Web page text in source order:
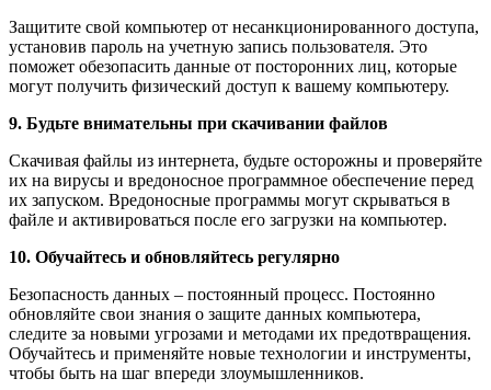
Защитите свой компьютер от несанкционированного доступа,
установив пароль на учетную запись пользователя. Это
поможет обезопасить данные от посторонних лиц, которые
могут получить физический доступ к вашему компьютеру.
9. Будьте внимательны при скачивании файлов
Скачивая файлы из интернета, будьте осторожны и проверяйте
их на вирусы и вредоносное программное обеспечение перед
их запуском. Вредоносные программы могут скрываться в
файле и активироваться после его загрузки на компьютер.
10. Обучайтесь и обновляйтесь регулярно
Безопасность данных – постоянный процесс. Постоянно
обновляйте свои знания о защите данных компьютера,
следите за новыми угрозами и методами их предотвращения.
Обучайтесь и применяйте новые технологии и инструменты,
чтобы быть на шаг впереди злоумышленников.